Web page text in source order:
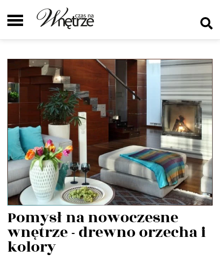
Pomysł na nowoczesne
wnętrze - drewno orzecha i
kolory